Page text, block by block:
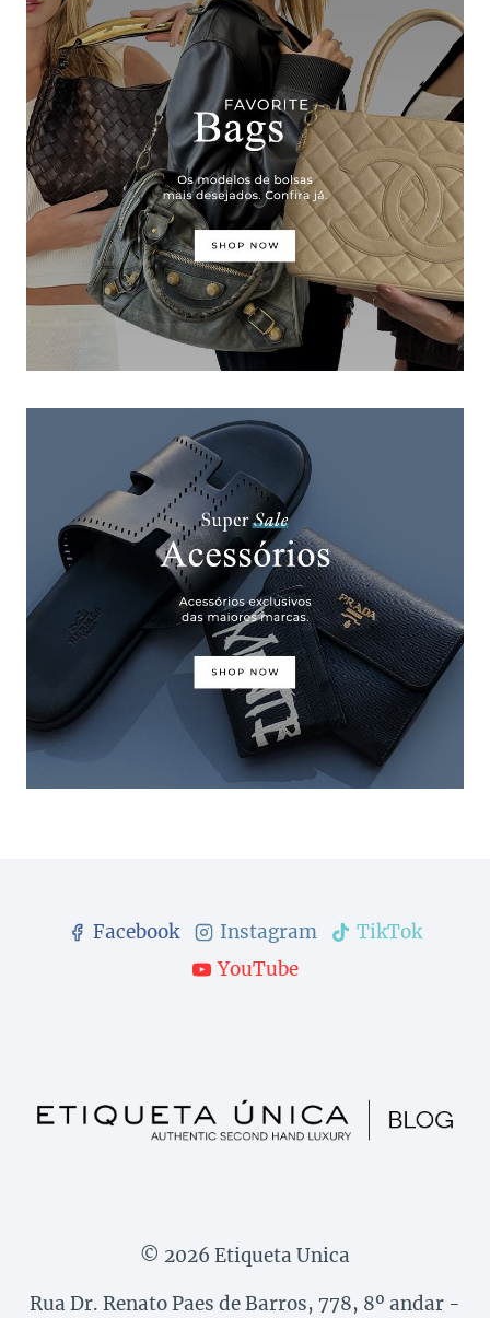
Facebook Instagram
TikTok
YouTube
© 2026 Etiqueta Unica
Rua Dr. Renato Paes de Barros, 778, 8º andar -